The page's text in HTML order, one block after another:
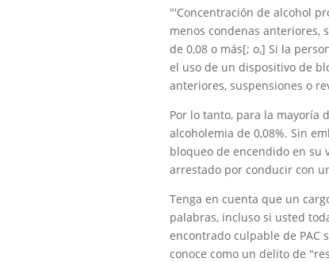
"'Concentración de alcohol
menos condenas anteriores,
de 0,08 o más[; o,] Si la
el uso de un dispositivo de
anteriores, suspensiones o
Por lo tanto, para la mayoría
alcoholemia de 0,08%. Sin
bloqueo de encendido en su
arrestado por conducir con
Tenga en cuenta que un
palabras, incluso si usted
encontrado culpable de PAC
conoce como un delito de